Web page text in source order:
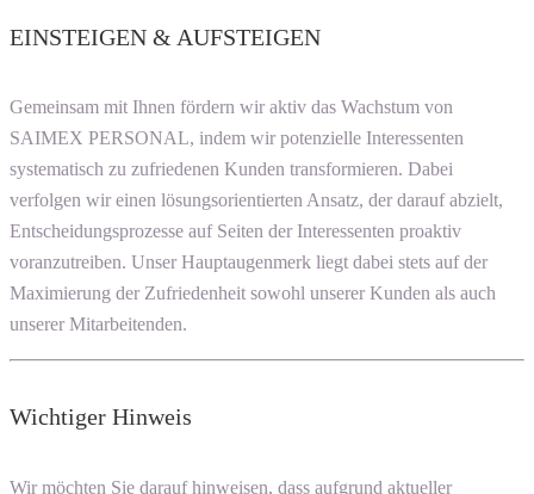
EINSTEIGEN & AUFSTEIGEN
Gemeinsam mit Ihnen fördern wir aktiv das Wachstum von
SAIMEX PERSONAL, indem wir potenzielle Interessenten
systematisch zu zufriedenen Kunden transformieren. Dabei
verfolgen wir einen lösungsorientierten Ansatz, der darauf abzielt,
Entscheidungsprozesse auf Seiten der Interessenten proaktiv
voranzutreiben. Unser Hauptaugenmerk liegt dabei stets auf der
Maximierung der Zufriedenheit sowohl unserer Kunden als auch
unserer Mitarbeitenden.
Wichtiger Hinweis
Wir möchten Sie darauf hinweisen, dass aufgrund aktueller